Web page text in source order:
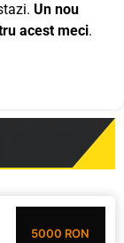
Un nou
acest meci.
5000 RON